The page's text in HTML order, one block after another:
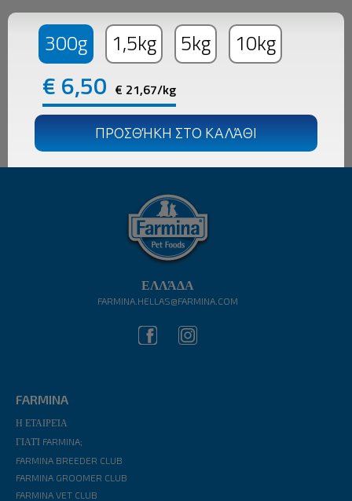
300g 1,5kg 5kg 10kg
€6,50 € 21,67/kg
ΕΛΛΆΔΑ
FARMINA.HELLAS@FARMINA.COM
FARMINA
Η ΕΤΑΙΡΕΊΑ
ΓΙΑΤΊ FARMINA;
FARMINA BREEDER CLUB
FARMINA GROOMER CLUB
FARMINA VET CLUB